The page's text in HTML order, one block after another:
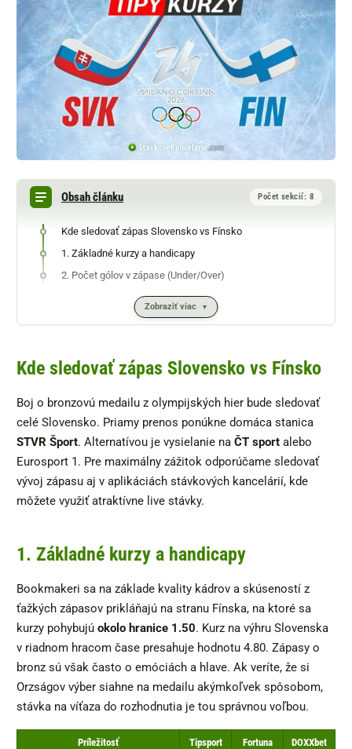
Obsah článku Počet sekcií: 8
Kde sledovať zápas Slovensko vs Fínsko
1. Základné kurzy a handicapy
2. Počet gólov v zápase (Under/Over)
Zobraziť viac
Kde sledovať zápas Slovensko vs Fínsko
Boj o bronzovú medailu z olympijských hier bude sledovať
celé Slovensko. Priamy prenos ponúkne domáca stanica
STVR Šport. Alternatívou je vysielanie na ČT sport alebo
Eurosport 1. Pre maximálny zážitok odporúčame sledovať
vývoj zápasu aj v aplikáciách stávkových kancelárií, kde
môžete využiť atraktívne live stávky.
1. Základné kurzy a handicapy
Bookmakeri sa na základe kvality kádrov a skúseností z
ťažkých zápasov prikláňajú na stranu Fínska, na ktoré sa
kurzy pohybujú okolo hranice 1.50. Kurz na výhru Slovenska
v riadnom hracom čase presahuje hodnotu 4.80. Zápasy o
bronz sú však často o emóciách a hlave. Ak veríte, že si
Orzságov výber siahne na medailu akýmkoľvek spôsobom,
stávka na víťaza do rozhodnutia je tou správnou voľbou.
Príležitosť Tipsport Fortuna DOXXbet